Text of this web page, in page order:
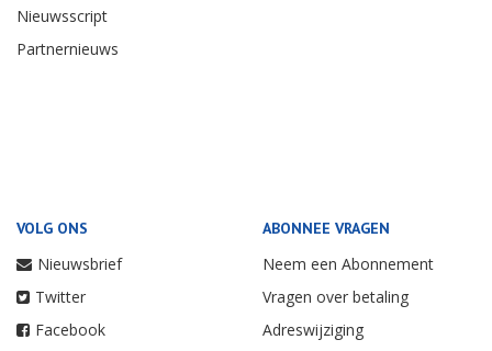
Nieuwsscript
Partnernieuws
VOLG ONS
Nieuwsbrief
Twitter
Facebook
ABONNEE VRAGEN
Neem een Abonnement
Vragen over betaling
Adreswijziging